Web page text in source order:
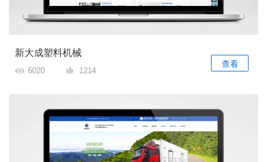
新大成塑料机械
6020 1214
查看